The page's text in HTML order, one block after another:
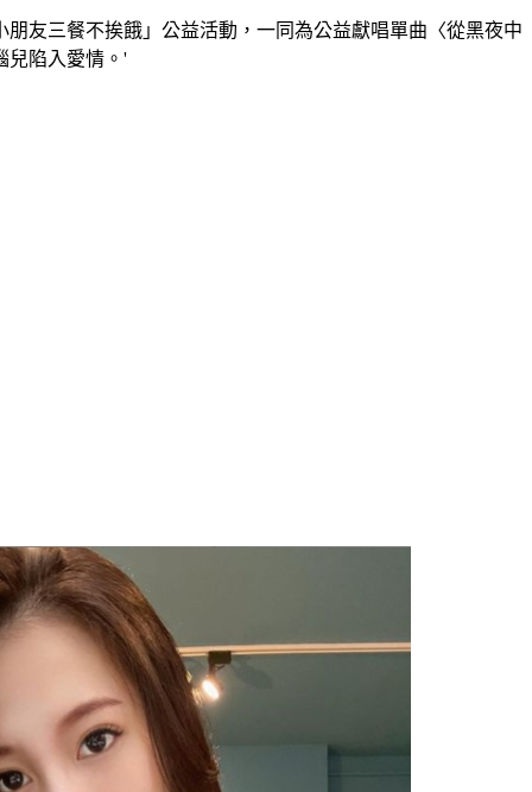
友三餐不挨餓」公益活動，一同為公益獻唱單曲〈從黑夜中
兒陷入愛情。'